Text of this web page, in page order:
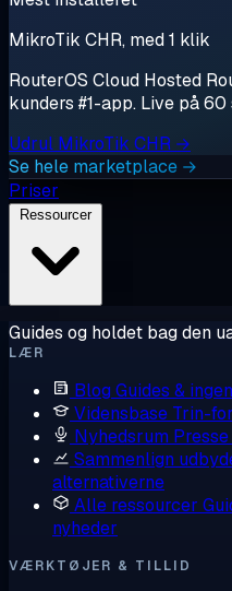
MikroTik CHR, med 1 klik
RouterOS Cloud Hosted
kunders #1-app. Live på 60
Udrul MikroTik CHR →
Se hele marketplace →
Priser
Ressourcer
Guides og holdet bag den
LÆR
Blog Guides &
Vidensbase Trin-
Nyhedsrum
Sammenlign
alternativerne
Alle ressourcer
nyheder
VÆRKTØJER & TILLID